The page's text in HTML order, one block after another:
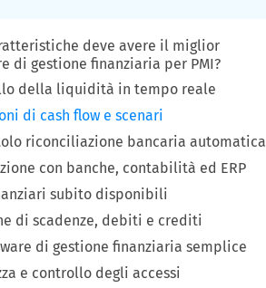
deve avere il miglior
di gestione finanziaria per PMI?
della liquidità in tempo reale
di cash flow e scenari
riconciliazione bancaria automatica
con banche, contabilità ed ERP
subito disponibili
di scadenze, debiti e crediti
di gestione finanziaria semplice
e controllo degli accessi